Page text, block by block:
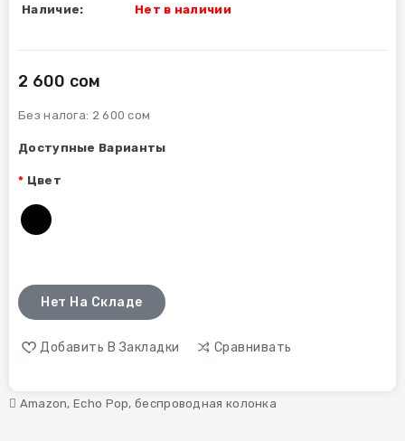
Наличие: Нет в наличии
2 600 сом
Без налога: 2 600 сом
Доступные Варианты
Цвет
Нет На Складе
Добавить В Закладки Сравнивать
Amazon,Echo Pop,беспроводная колонка